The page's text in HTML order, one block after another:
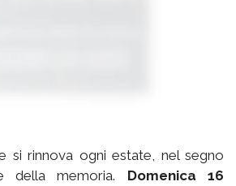
si rinnova ogni estate, nel segno
della memoria. Domenica 16